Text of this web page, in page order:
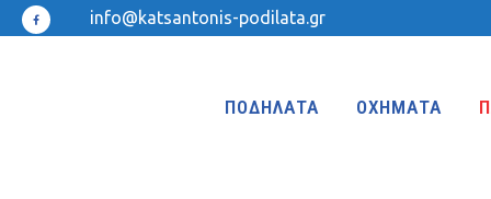
info@katsantonis-podilata.gr
ΠΟΔΗΛΑΤΑ ΟΧΗΜΑΤΑ